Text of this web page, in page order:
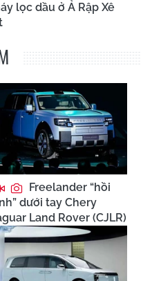
lọc dầu ở Ả Rập Xê
Freelander “hồi
dưới tay Chery
Land Rover (CJLR)